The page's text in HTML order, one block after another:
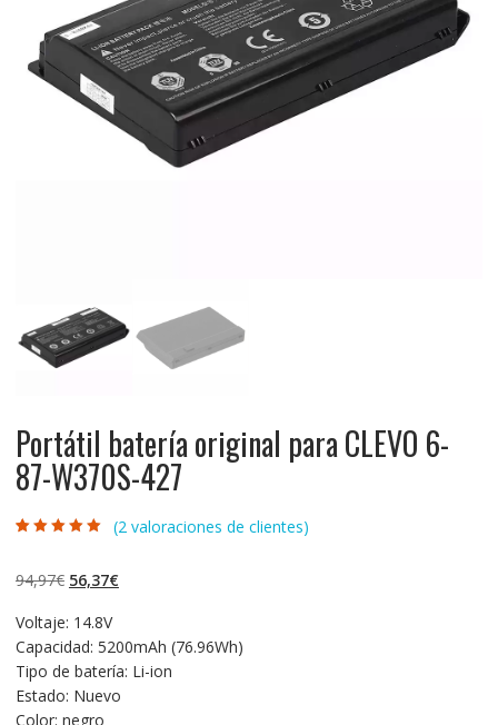
Portátil batería original para CLEVO 6-
87-W370S-427
valoraciones de
(2valoraciones de clientes)
94,97€ El
original
era:
94,97€.
56,37€El
es:
56,37€.
Voltaje: 14.8V
Capacidad: 5200mAh (76.96Wh)
Tipo de batería: Li-ion
Estado: Nuevo
Color: negro